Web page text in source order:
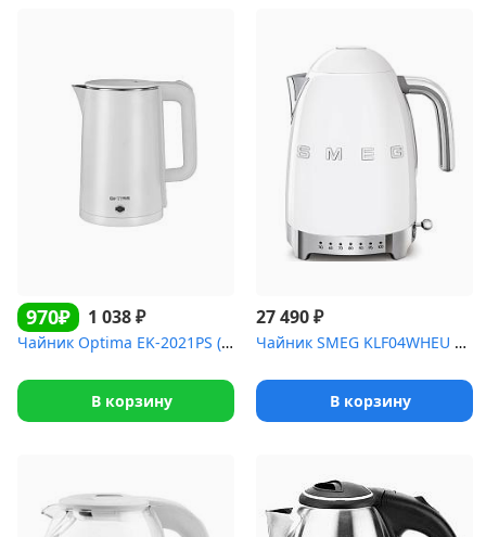
970₽ 1 038₽
Чайник Optima EK-2021PS (2.0л, двойные стенки, эффект термоса, по...
В корзину
27 490₽
Чайник SMEG KLF04WHEU белый
В корзину